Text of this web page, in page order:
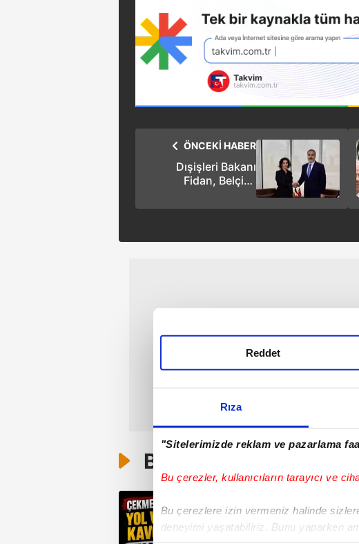
Rıza
"Sitelerimizde reklam ve pazarlama
Bu çerezler, kullanıcıların tarayıcı ve
Bu çerezlere izin vermeniz halinde
deneyimi yaşatabiliriz. Bunu yaparken
Reddet
ÖNCEKİ HABER
Dışişleri Bakanı
Fidan, Belçika
Lahbib’i kabul etti
Bunlar da Var